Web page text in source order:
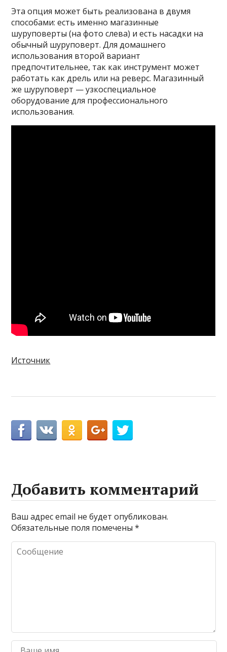
Эта опция может быть реализована в двумя
способами: есть именно магазинные
шуруповерты (на фото слева) и есть насадки на
обычный шуруповерт. Для домашнего
использования второй вариант
предпочтительнее, так как инструмент может
работать как дрель или на реверс. Магазинный
же шуруповерт — узкоспециальное
оборудование для профессионального
использования.
Источник
Добавить комментарий
Ваш адрес email не будет опубликован.
Обязательные поля помечены*